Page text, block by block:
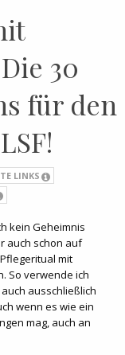
30
für den
LINKS
kein Geheimnis
auch schon auf
mit
So verwende ich
ausschließlich
wenn es wie ein
mag, auch an